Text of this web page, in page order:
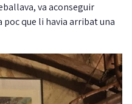
va aconseguir
que li havia arribat una